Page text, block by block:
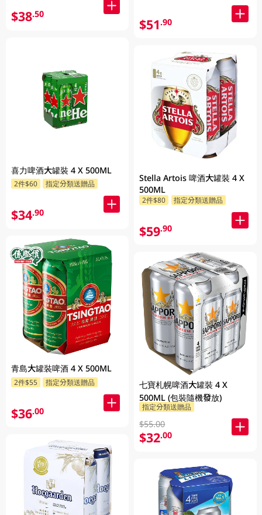
$38.50
喜力啤酒大罐裝 4 X 500ML
2件$60 指定分類送贈品
$34.90
青島大罐裝啤酒 4 X 500ML
2件$55 指定分類送贈品
$36.00
$51.90
Stella Artois 啤酒大罐裝 4 X
500ML
2件$80 指定分類送贈品
$59.90
七寶札幌啤酒大罐裝 4 X
500ML (包裝隨機發放)
指定分類送贈品
$55.00
$32.00